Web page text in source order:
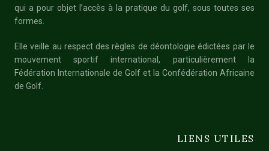
qui a pour objet l’accès à la pratique du golf, sous toutes ses
formes.
Elle veille au respect des règles de déontologie édictées par le
mouvement sportif international, particulièrement la
Fédération Internationale de Golf et la Confédération Africaine
de Golf.
LIENS UTILES